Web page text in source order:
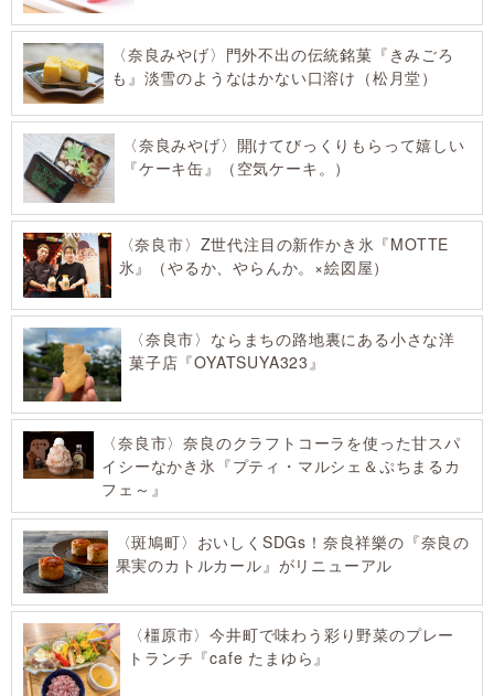
〈奈良みやげ〉門外不出の伝統銘菓『きみごろ
も』淡雪のようなはかない口溶け（松月堂）
〈奈良みやげ〉開けてびっくりもらって嬉しい
『ケーキ缶』（空気ケーキ。）
〈奈良市〉Z世代注目の新作かき氷『MOTTE
氷』（やるか、やらんか。×絵図屋）
〈奈良市〉ならまちの路地裏にある小さな洋
菓子店『OYATSUYA323』
〈奈良市〉奈良のクラフトコーラを使った甘スパ
イシーなかき氷『プティ・マルシェ＆ぷちまるカ
フェ～』
〈斑鳩町〉おいしくSDGs！奈良祥樂の『奈良の
果実のカトルカール』がリニューアル
〈橿原市〉今井町で味わう彩り野菜のプレー
トランチ『cafe たまゆら』